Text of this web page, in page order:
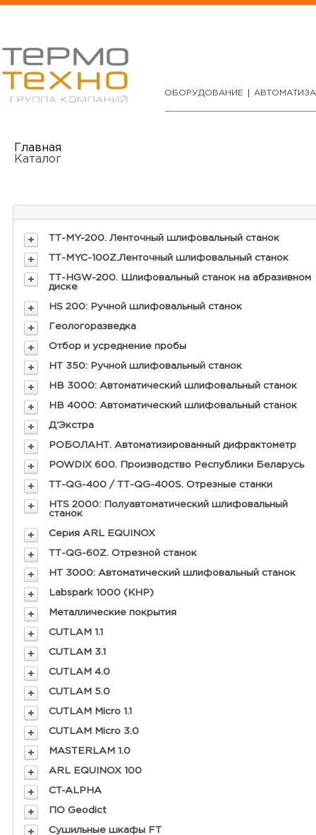
ОБОРУДОВАНИЕ
Главная
Каталог
ТТ-MY-200. Ленточный шлифовальный станок
ТТ-MYC-100Z.Ленточный шлифовальный станок
ТТ-HGW-200. Шлифовальный станок на абразивном
диске
HS 200: Ручной шлифовальный станок
Геологоразведка
Отбор и усреднение пробы
HT 350: Ручной шлифовальный станок
HB 3000: Автоматический шлифовальный станок
HB 4000: Автоматический шлифовальный станок
Д'Экстра
РОБОЛАНТ. Автоматизированный дифрактометр
POWDIX 600. Производство Республики Беларусь
ТТ-QG-400 / ТТ-QG-400S. Отрезные станки
HTS 2000: Полуавтоматический шлифовальный
станок
Серия ARL EQUINOX
ТТ-QG-60Z. Отрезной станок
HT 3000: Автоматический шлифовальный станок
Labspark 1000 (КНР)
Металлические покрытия
CUTLAM 1.1
CUTLAM 3.1
CUTLAM 4.0
CUTLAM 5.0
CUTLAM Micro 1.1
CUTLAM Micro 3.0
MASTERLAM 1.0
ARL EQUINOX 100
CT-ALPHA
ПО Geodict
Сушильные шкафы FT